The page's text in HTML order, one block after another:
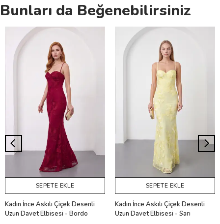
Bunları da Beğenebilirsiniz
SEPETE EKLE
Kadın İnce Askılı Çiçek Desenli
Uzun Davet Elbisesi - Bordo
SEPETE EKLE
Kadın İnce Askılı Çiçek Desenli
Uzun Davet Elbisesi - Sarı